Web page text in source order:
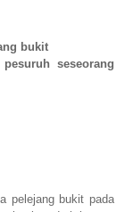
bukit
seseorang
pelejang bukit pada